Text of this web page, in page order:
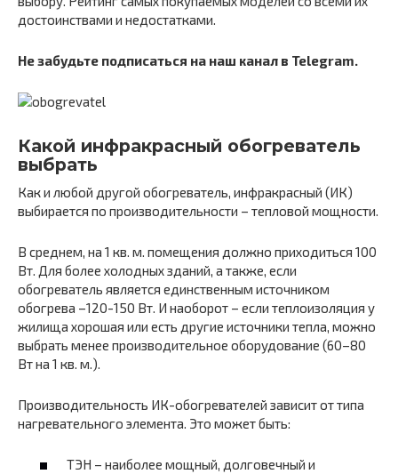
достоинствами и недостатками.
Не забудьте подписаться на наш канал в Telegram.
Какой инфракрасный обогреватель
выбрать
Как и любой другой обогреватель, инфракрасный (ИК)
выбирается по производительности – тепловой мощности.
В среднем, на 1 кв. м. помещения должно приходиться 100
Вт. Для более холодных зданий, а также, если
обогреватель является единственным источником
обогрева –120-150 Вт. И наоборот – если теплоизоляция у
жилища хорошая или есть другие источники тепла, можно
выбрать менее производительное оборудование (60–80
Вт на 1 кв. м.).
Производительность ИК-обогревателей зависит от типа
нагревательного элемента. Это может быть:
ТЭН – наиболее мощный, долговечный и